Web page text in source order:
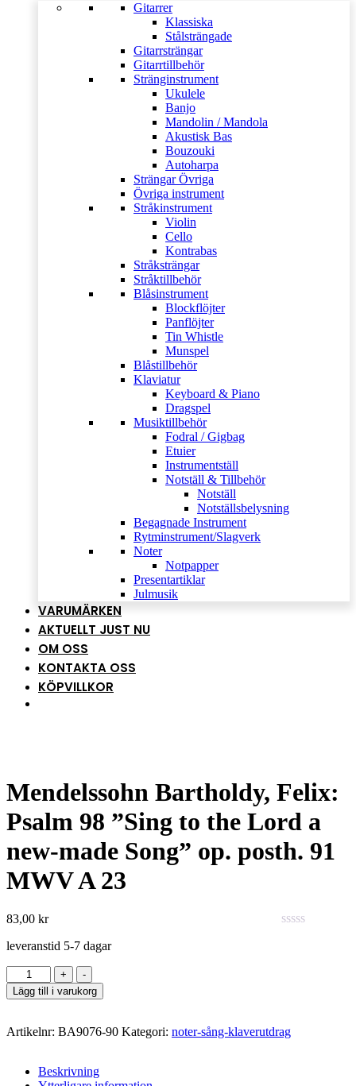
Gitarrer
Klassiska
Stålsträngade
Gitarrsträngar
Gitarrtillbehör
Stränginstrument
Ukulele
Banjo
Mandolin / Mandola
Akustisk Bas
Bouzouki
Autoharpa
Strängar Övriga
Övriga instrument
Stråkinstrument
Violin
Cello
Kontrabas
Stråksträngar
Stråktillbehör
Blåsinstrument
Blockflöjter
Panflöjter
Tin Whistle
Munspel
Blåstillbehör
Klaviatur
Keyboard & Piano
Dragspel
Musiktillbehör
Fodral / Gigbag
Etuier
Instrumentställ
Notställ & Tillbehör
Notställ
Notställsbelysning
Begagnade Instrument
Rytminstrument/Slagverk
Noter
Notpapper
Presentartiklar
Julmusik
VARUMÄRKEN
AKTUELLT JUST NU
OM OSS
KONTAKTA OSS
KÖPVILLKOR
Mendelssohn Bartholdy, Felix:
Psalm 98 ”Sing to the Lord a
new-made Song” op. posth. 91
MWV A 23
83,00 kr
leveranstid 5-7 dagar
+
Antal
-
Lägg till i varukorg
Artikelnr: BA9076-90 Kategori: noter-sång-klaverutdrag
Beskrivning